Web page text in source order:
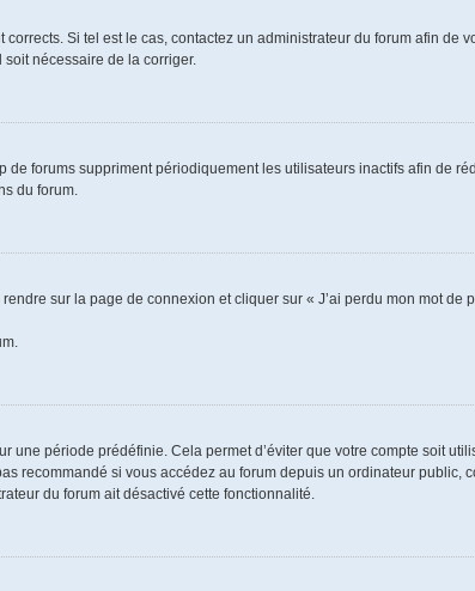
Si tel est le cas, contactez un administrateur du forum afin de
nécessaire de la corriger.
forums suppriment périodiquement les utilisateurs inactifs afin de
du forum.
sur la page de connexion et cliquer sur « J’ai perdu mon mot de
période prédéfinie. Cela permet d’éviter que votre compte soit
recommandé si vous accédez au forum depuis un ordinateur public,
du forum ait désactivé cette fonctionnalité.